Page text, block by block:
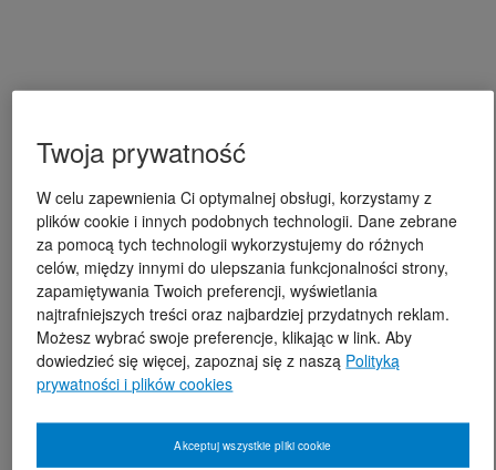
Twoja prywatność
W celu zapewnienia Ci optymalnej obsługi, korzystamy z
plików cookie i innych podobnych technologii. Dane zebrane
za pomocą tych technologii wykorzystujemy do różnych
celów, między innymi do ulepszania funkcjonalności strony,
zapamiętywania Twoich preferencji, wyświetlania
najtrafniejszych treści oraz najbardziej przydatnych reklam.
Możesz wybrać swoje preferencje, klikając w link. Aby
dowiedzieć się więcej, zapoznaj się z naszą Polityką
prywatności i plików cookies
Akceptuj wszystkie pliki cookie